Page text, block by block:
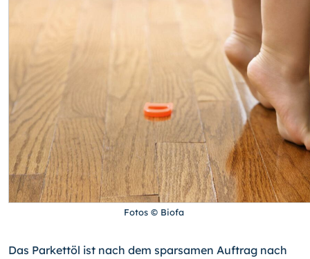
Fotos © Biofa
Das Parkettöl ist nach dem sparsamen Auftrag nach